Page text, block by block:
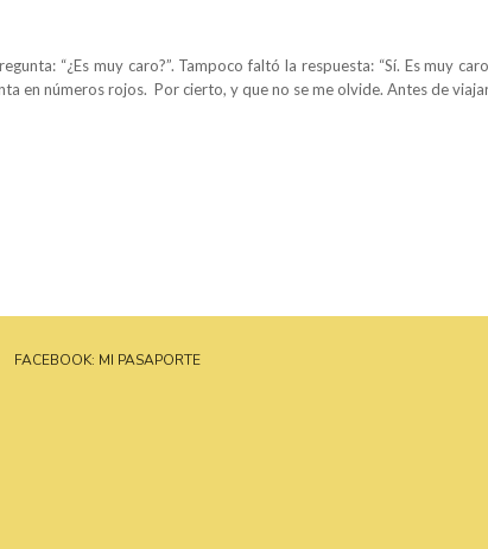
“¿Es muy caro?”. Tampoco faltó la respuesta: “Sí. Es muy
en números rojos. Por cierto, y que no se me olvide. Antes de
FACEBOOK: MI PASAPORTE